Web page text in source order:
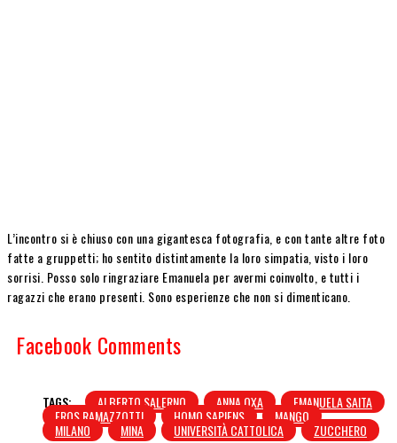
L’incontro si è chiuso con una gigantesca fotografia, e con tante altre foto
fatte a gruppetti; ho sentito distintamente la loro simpatia, visto i loro
sorrisi. Posso solo ringraziare Emanuela per avermi coinvolto, e tutti i
ragazzi che erano presenti. Sono esperienze che non si dimenticano.
Facebook Comments
TAGS: ALBERTO SALERNO ANNA OXA EMANUELA SAITA
EROS RAMAZZOTTI HOMO SAPIENS MANGO
MILANO MINA UNIVERSITÀ CATTOLICA ZUCCHERO